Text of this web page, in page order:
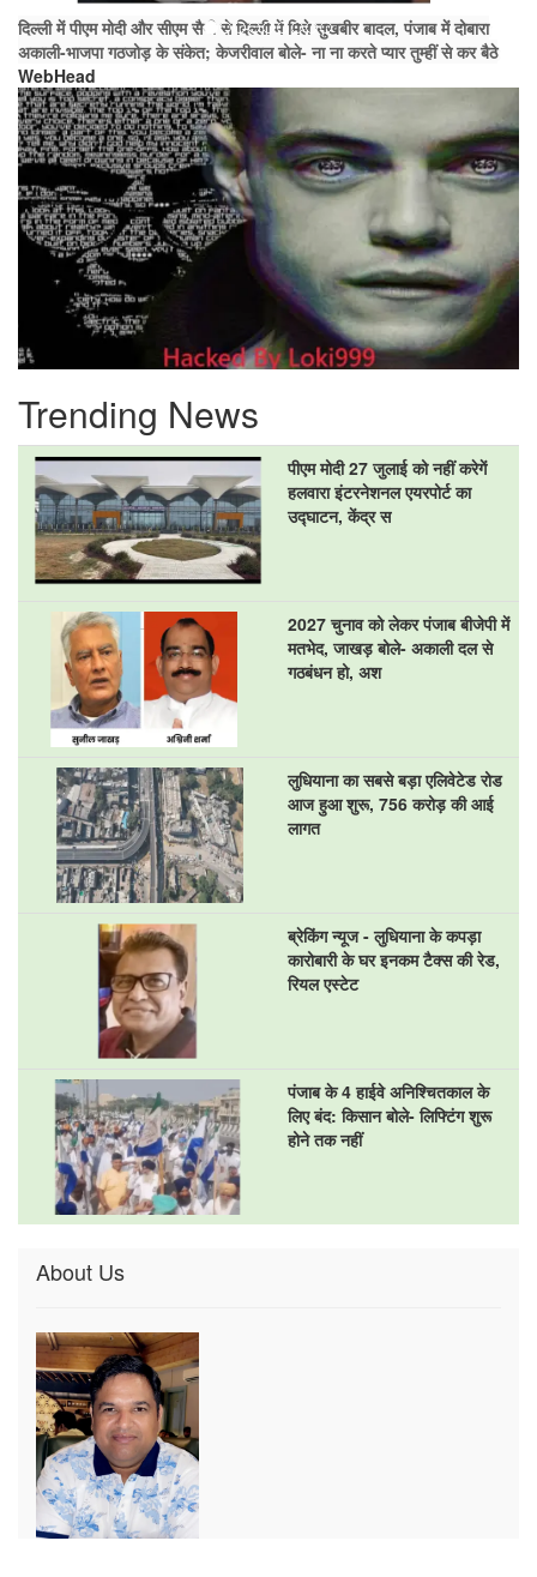
दिल्ली में पीएम मोदी और सीएम सैनी से दिल्ली में मिले सुखबीर बादल, पंजाब में दोबारा
अकाली-भाजपा गठजोड़ के संकेत; केजरीवाल बोले- ना ना करते प्यार तुम्हीं से कर बैठे
WebHead
Trending News
पीएम मोदी 27 जुलाई को नहीं करेगें
हलवारा इंटरनेशनल एयरपोर्ट का
उद्घाटन, केंद्र स
2027 चुनाव को लेकर पंजाब बीजेपी में
मतभेद, जाखड़ बोले- अकाली दल से
गठबंधन हो, अश
लुधियाना का सबसे बड़ा एलिवेटेड रोड
आज हुआ शुरू, 756 करोड़ की आई
लागत
ब्रेकिंग न्यूज - लुधियाना के कपड़ा
कारोबारी के घर इनकम टैक्स की रेड,
रियल एस्टेट
पंजाब के 4 हाईवे अनिश्चितकाल के
लिए बंद: किसान बोले- लिफ्टिंग शुरू
होने तक नहीं
About Us